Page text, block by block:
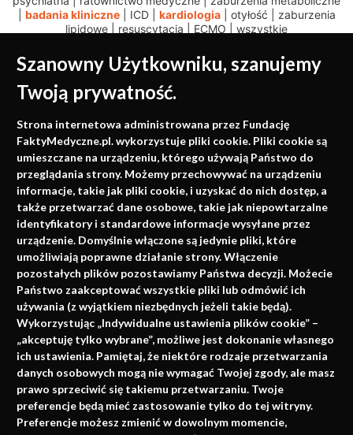
Szanowny Użytkowniku, szanujemy
Twoją prywatność.
Strona internetowa administrowana przez Fundację
FaktyMedyczne.pl. wykorzystuje pliki cookie. Pliki cookie są
umieszczane na urządzeniu, którego używają Państwo do
przeglądania strony. Możemy przechowywać na urządzeniu
informacje, takie jak pliki cookie, i uzyskać do nich dostęp, a
także przetwarzać dane osobowe, takie jak niepowtarzalne
identyfikatory i standardowe informacje wysyłane przez
urządzenie. Domyślnie włączone są jedynie pliki, które
umożliwiają poprawne działanie strony. Włączenie
pozostałych plików pozostawiamy Państwa decyzji. Możecie
Państwo zaakceptować wszystkie pliki lub odmówić ich
używania (z wyjątkiem niezbędnych jeżeli takie będą).
Wykorzystując „Indywidualne ustawienia plików cookie” –
„akceptuję tylko wybrane”, możliwe jest dokonanie własnego
ich ustawienia. Pamiętaj, że niektóre rodzaje przetwarzania
danych osobowych mogą nie wymagać Twojej zgody, ale masz
prawo sprzeciwić się takiemu przetwarzaniu. Twoje
preferencje będą mieć zastosowanie tylko do tej witryny.
Preferencje możesz zmienić w dowolnym momencie,
badania kliniczne| ICD| kardiologia| otyłość
zaburzenia
lipidowe
resuscytacja ECMO wszystkie
Medycyna oparta na
faktach
Konferencje, szkolenia, e-learning, wydawnictwo
Napisz do nas
info@faktymedyczne.pl
ul. Towarowa 2
43-460 Wisła